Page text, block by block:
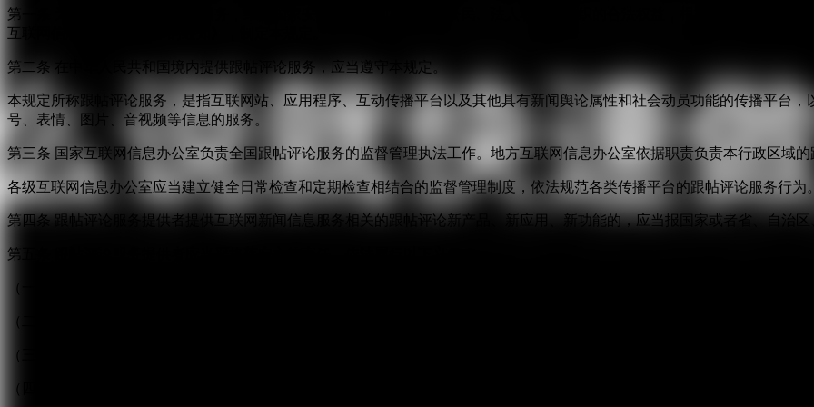
第一条 为规范互联网跟帖评论服务，维护国家安全和公共利益，保护公民、法人和其他组织的合法权益，根据《中华人民共
互联网信息内容管理工作的通知》，制定本规定。
第二条 在中华人民共和国境内提供跟帖评论服务，应当遵守本规定。
本规定所称跟帖评论服务，是指互联网站、应用程序、互动传播平台以及其他具有新闻舆论属性和社会动员功能的传播平台
号、表情、图片、音视频等信息的服务。
第三条 国家互联网信息办公室负责全国跟帖评论服务的监督管理执法工作。地方互联网信息办公室依据职责负责本行政区域
各级互联网信息办公室应当建立健全日常检查和定期检查相结合的监督管理制度，依法规范各类传播平台的跟帖评论服务行为
第四条 跟帖评论服务提供者提供互联网新闻信息服务相关的跟帖评论新产品、新应用、新功能的，应当报国家或者省、自治
第五条 跟帖评论服务提供者应当严格落实主体责任，依法履行以下义务：
（一）按照“后台实名、前台自愿”原则，对注册用户进行真实身份信息认证，不得向未认证真实身份信息的用户提供跟帖评论
（二）建立健全用户信息保护制度，收集、使用用户个人信息应当遵循合法、正当、必要的原则，公开收集、使用规则，明
（三）对新闻信息提供跟帖评论服务的，应当建立先审后发制度。
（四）提供“弹幕”方式跟帖评论服务的，应当在同一平台和页面同时提供与之对应的静态版信息内容。